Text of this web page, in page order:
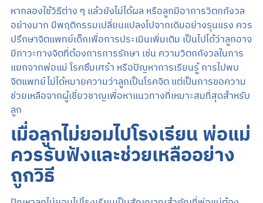
หากลองใช้วิธีต่าง ๆ แล้วยังไม่ได้ผล หรือลูกมีอาการวิตกกังวล
อย่างมาก มีพฤติกรรมเปลี่ยนแปลงไปจากเดิมอย่างรุนแรง ควร
ปรึกษาจิตแพทย์เด็กเพื่อการประเมินเพิ่มเติม เป็นไปได้ว่าลูกอาจ
มีภาวะทางจิตที่ต้องการการรักษา เช่น ความวิตกกังวลในการ
แยกจากพ่อแม่ โรคซึมเศร้า หรือปัญหาการเรียนรู้ การไปพบ
จิตแพทย์ไม่ได้หมายความว่าลูกเป็นโรคจิต แต่เป็นการขอความ
ช่วยเหลือจากผู้เชี่ยวชาญเพื่อหาแนวทางที่เหมาะสมที่สุดสำหรับ
ลูก
เมื่อลูกไม่ยอมไปโรงเรียน พ่อแม่
ควรรับฟังและช่วยเหลืออย่าง
ถูกวิธี